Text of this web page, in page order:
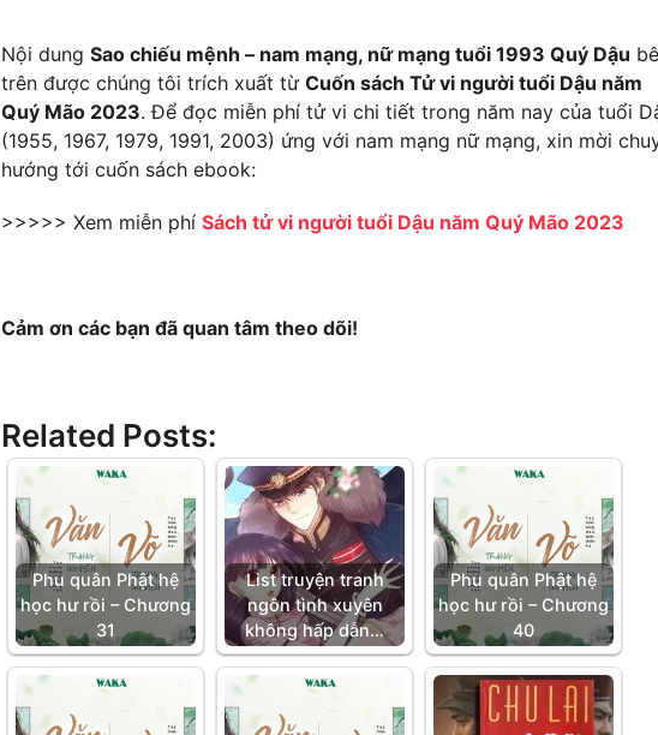
Nội dungSao chiếu mệnh – nam mạng, nữ mạng tuổi 1993 Quý Dậu
trên được chúng tôi trích xuất từCuốn sách Tử vi người tuổi Dậu năm
Quý Mão 2023. Để đọc miễn phí tử vi chi tiết trong năm nay của tuổi
(1955, 1967, 1979, 1991, 2003) ứng với nam mạng nữ mạng, xin mời
hướng tới cuốn sách ebook:
>>>>> Xem miễn phíSách tử vi người tuổi Dậu năm Quý Mão 2023
Cảm ơn các bạn đã quan tâm theo dõi!
Related Posts:
Phu quân Phật hệ
học hư rồi – Chương
31
List truyện tranh
ngôn tình xuyên
không hấp dẫn…
Phu quân Phật hệ
học hư rồi – Chương
40